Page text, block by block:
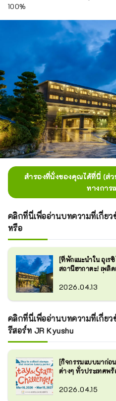
100%
สำรองที่นั่งของคุณได้ที่นี่ (ส่ว
ทางการ
คลิกที่นี่เพื่ออ่านบทความที่เกี่ย
หรือ
[ที่พักแนะนำใน อุเร
สถานีฮากาตะ! เพ
2026.04.13
คลิกที่นี่เพื่ออ่านบทความที่เกี่ยว
รีสอร์ท JR Kyushu
[กิจกรรมแบบมาก่อ
ต่างๆ ทั่วประเทศพ
2026.04.15